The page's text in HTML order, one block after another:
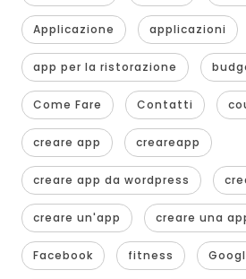
Applicazione applicazioni
app per la ristorazione
Come Fare Contatti
creare app creareapp
creare app da wordpress
creare un'app creare una
Facebook fitness